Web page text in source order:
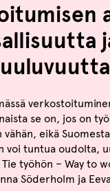
se on, jos on
eikä
voi tuntua oudolta,
työhön – Way to
Söderholm ja